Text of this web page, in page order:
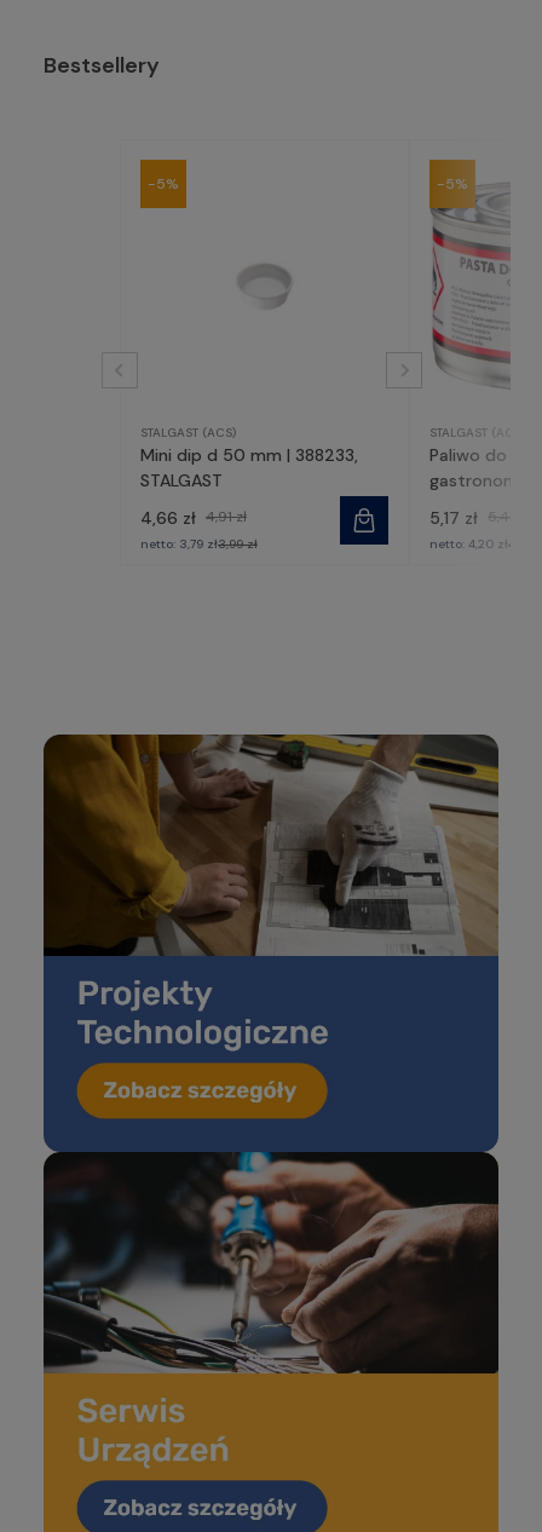
Bestsellery
STALGAST (ACS)
Mini dip d 50 mm | 388233,
STALGAST
4,66 zł 4,91 zł
netto: 3,79 zł3,99 zł
-5%
STALGAST (ACS)
Paliwo do
5,17 zł 5,44 zł
netto: 4,20 zł4,42
-5%